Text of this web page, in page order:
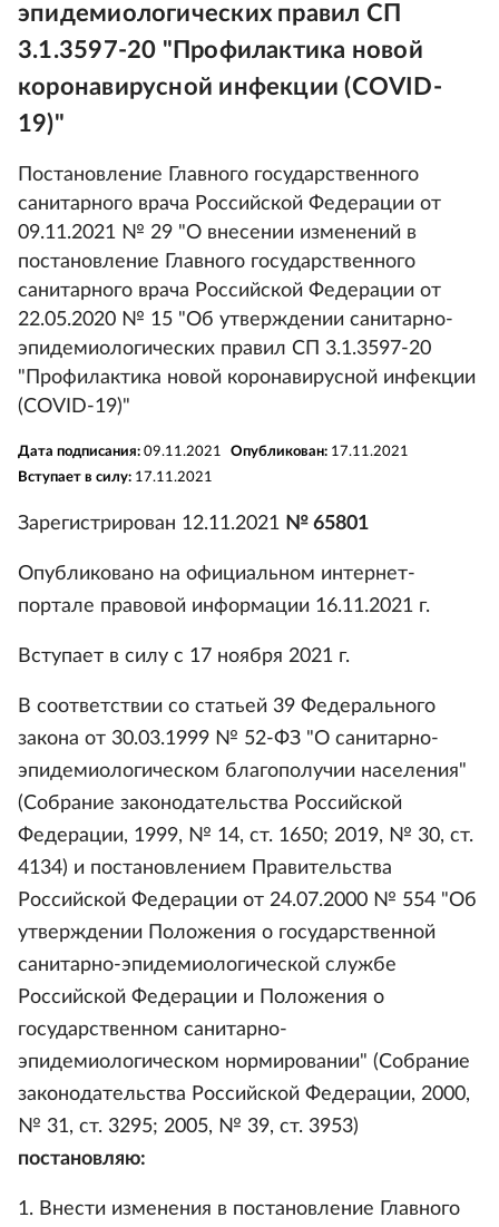
эпидемиологических правил СП
3.1.3597-20 "Профилактика новой
коронавирусной инфекции (СОVID-
19)"
Постановление Главного государственного
санитарного врача Российской Федерации от
09.11.2021 № 29 "О внесении изменений в
постановление Главного государственного
санитарного врача Российской Федерации от
22.05.2020 № 15 "Об утверждении санитарно-
эпидемиологических правил СП 3.1.3597-20
"Профилактика новой коронавирусной инфекции
(СОVID-19)"
Дата подписания: 09.11.2021 Опубликован: 17.11.2021
Вступает в силу: 17.11.2021
Зарегистрирован 12.11.2021 № 65801
Опубликовано на официальном интернет-
портале правовой информации 16.11.2021 г.
Вступает в силу с 17 ноября 2021 г.
В соответствии со статьей 39 Федерального
закона от 30.03.1999 № 52-ФЗ "О санитарно-
эпидемиологическом благополучии населения"
(Собрание законодательства Российской
Федерации, 1999, № 14, ст. 1650; 2019, № 30, ст.
4134) и постановлением Правительства
Российской Федерации от 24.07.2000 № 554 "Об
утверждении Положения о государственной
санитарно-эпидемиологической службе
Российской Федерации и Положения о
государственном санитарно-
эпидемиологическом нормировании" (Собрание
законодательства Российской Федерации, 2000,
№ 31, ст. 3295; 2005, № 39, ст. 3953)
постановляю:
1. Внести изменения в постановление Главного